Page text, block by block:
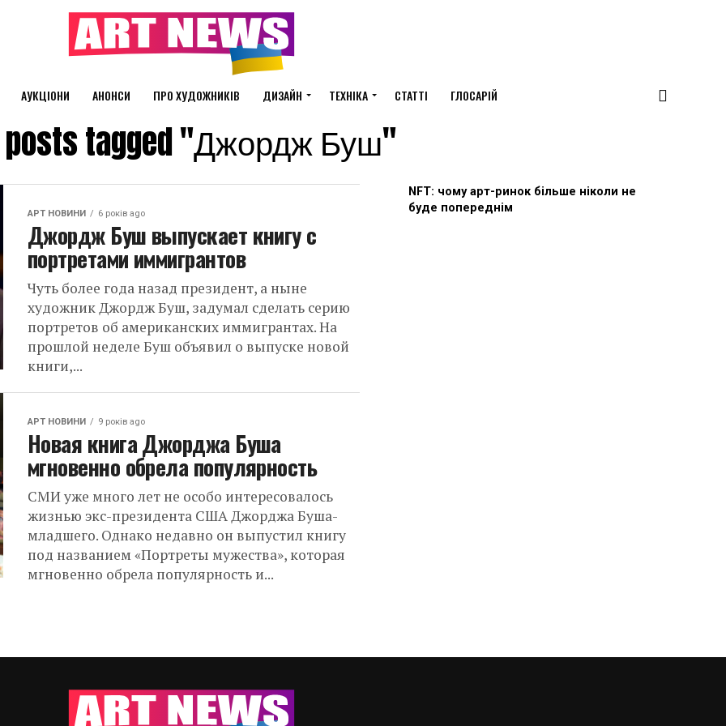
АУКЦІОНИ АНОНСИ ПРО ХУДОЖНИКІВ ДИЗАЙН ТЕХНІКА СТАТТІ ГЛОСАРІЙ
posts tagged "Джордж Буш"
АРТ НОВИНИ 6 років ago
Джордж Буш выпускает книгу с
портретами иммигрантов
Чуть более года назад президент, а ныне
художник Джордж Буш, задумал сделать серию
портретов об американских иммигрантах. На
прошлой неделе Буш объявил о выпуске новой
книги,...
АРТ НОВИНИ 9 років ago
Новая книга Джорджа Буша
мгновенно обрела популярность
СМИ уже много лет не особо интересовалось
жизнью экс-президента США Джорджа Буша-
младшего. Однако недавно он выпустил книгу
под названием «Портреты мужества», которая
мгновенно обрела популярность и...
NFT: чому арт-ринок більше ніколи не
буде попереднім